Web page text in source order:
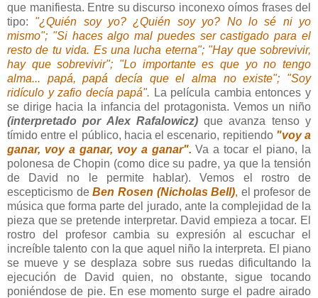
que manifiesta. Entre su discurso inconexo oímos frases del
tipo: "¿Quién soy yo? ¿Quién soy yo? No lo sé ni yo
mismo"; "Si haces algo mal puedes ser castigado para el
resto de tu vida. Es una lucha eterna"; "Hay que sobrevivir,
hay que sobrevivir"; "Lo importante es que yo no tengo
alma... papá, papá decía que el alma no existe"; "Soy
ridículo y zafio decía papá". La película cambia entonces y
se dirige hacia la infancia del protagonista. Vemos un niño
(interpretado por Alex Rafalowicz)que avanza tenso y
tímido entre el público, hacia el escenario, repitiendo "voy a
ganar, voy a ganar, voy a ganar". Va a tocar el piano, la
polonesa de Chopin (como dice su padre, ya que la tensión
de David no le permite hablar). Vemos el rostro de
escepticismo deBen Rosen (Nicholas Bell), el profesor de
música que forma parte del jurado, ante la complejidad de la
pieza que se pretende interpretar. David empieza a tocar. El
rostro del profesor cambia su expresión al escuchar el
increíble talento con la que aquel niño la interpreta. El piano
se mueve y se desplaza sobre sus ruedas dificultando la
ejecución de David quien, no obstante, sigue tocando
poniéndose de pie. En ese momento surge el padre airado